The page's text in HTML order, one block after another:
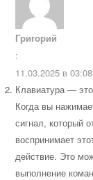
Григорий
:
11.03.2025 в 03:08
Клавиатура —
Когда вы
сигнал, который
воспринимает
действие. Это
выполнение